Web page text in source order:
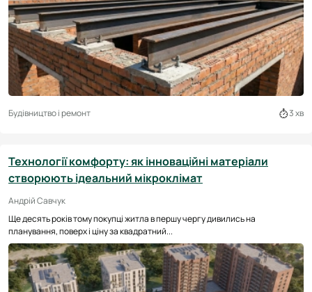
Будівництво і ремонт 3 хв
Технології комфорту: як інноваційні матеріали
створюють ідеальний мікроклімат
Андрій Савчук
Ще десять років тому покупці житла в першу чергу дивились на
планування, поверх і ціну за квадратний...